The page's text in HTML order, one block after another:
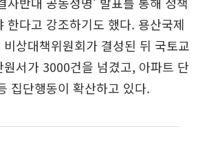
한다고 강조하기도 했다. 용산국제
상대책위원회가 결성된 뒤 국토교
서가 3000건을 넘겼고, 아파트 단
집단행동이 확산하고 있다.